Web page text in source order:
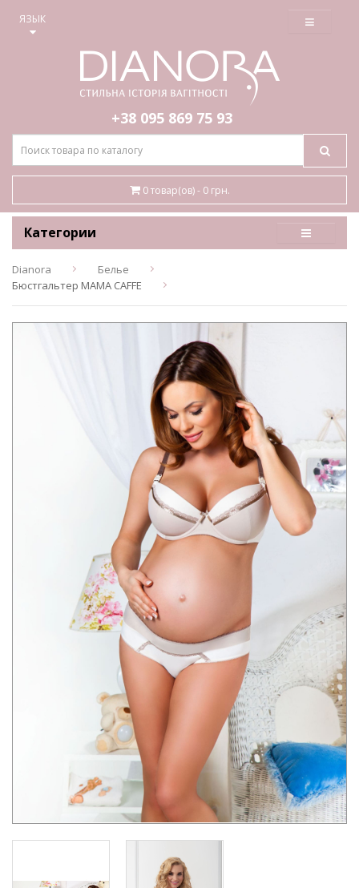
ЯЗЫК ≡
+38 095 869 75 93
0 товар(ов) - 0 грн.
Категории
Dianora
Белье
Бюстгальтер MAMA CAFFE